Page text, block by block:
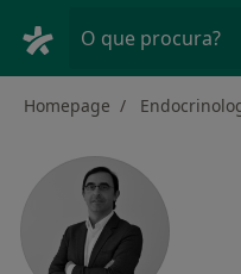
O que procura?
Homepage